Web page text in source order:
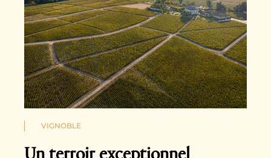
VIGNOBLE
Un terroir exceptionnel